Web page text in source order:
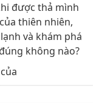
được thả mình
thiên nhiên,
và khám phá
không nào?